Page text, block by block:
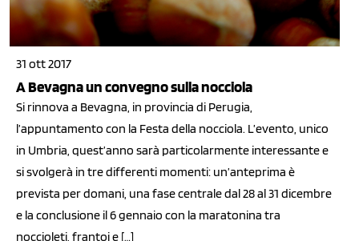
31 ott 2017
A Bevagna un convegno sulla nocciola
Si rinnova a Bevagna, in provincia di Perugia,
l’appuntamento con la Festa della nocciola. L’evento, unico
in Umbria, quest’anno sarà particolarmente interessante e
si svolgerà in tre differenti momenti: un’anteprima è
prevista per domani, una fase centrale dal 28 al 31 dicembre
e la conclusione il 6 gennaio con la maratonina tra
noccioleti, frantoi e […]